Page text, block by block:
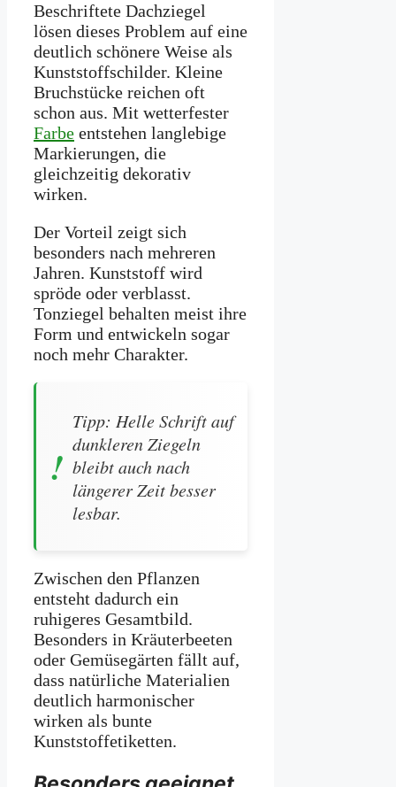
Beschriftete Dachziegel
lösen dieses Problem auf eine
deutlich schönere Weise als
Kunststoffschilder. Kleine
Bruchstücke reichen oft
schon aus. Mit wetterfester
Farbe entstehen langlebige
Markierungen, die
gleichzeitig dekorativ
wirken.
Der Vorteil zeigt sich
besonders nach mehreren
Jahren. Kunststoff wird
spröde oder verblasst.
Tonziegel behalten meist ihre
Form und entwickeln sogar
noch mehr Charakter.
Tipp: Helle Schrift auf
dunkleren Ziegeln
bleibt auch nach
längerer Zeit besser
lesbar.
Zwischen den Pflanzen
entsteht dadurch ein
ruhigeres Gesamtbild.
Besonders in Kräuterbeeten
oder Gemüsegärten fällt auf,
dass natürliche Materialien
deutlich harmonischer
wirken als bunte
Kunststoffetiketten.